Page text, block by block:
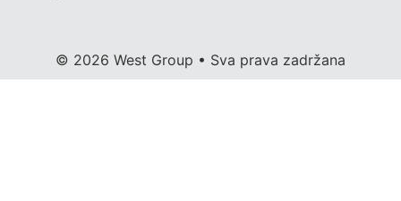
© 2026 West Group • Sva prava zadržana